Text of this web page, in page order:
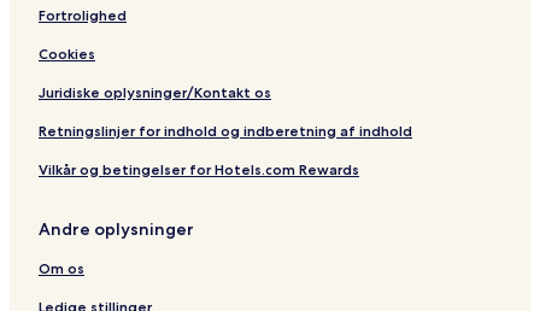
,
r
e
t
e
Fortrolighed
Cookies
Juridiske oplysninger/Kontakt os
Retningslinjer for indhold og indberetning af indhold
Vilkår og betingelser for Hotels.com Rewards
Andre oplysninger
Om os
Ledige stillinger